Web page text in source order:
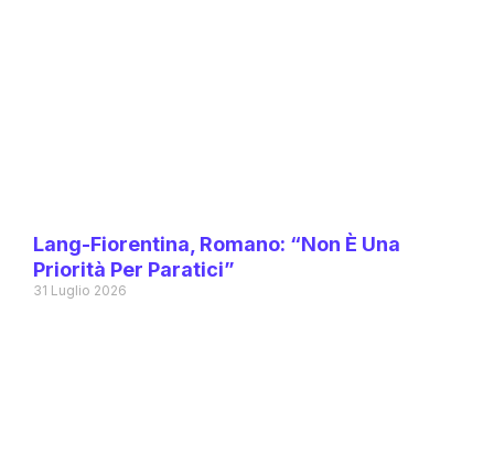
Lang-Fiorentina, Romano: “Non È Una
Priorità Per Paratici”
31 Luglio 2026